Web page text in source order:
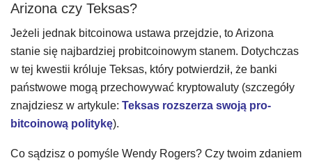
Arizona czy Teksas?
Jeżeli jednak bitcoinowa ustawa przejdzie, to Arizona
stanie się najbardziej probitcoinowym stanem. Dotychczas
w tej kwestii króluje Teksas, który potwierdził, że banki
państwowe mogą przechowywać kryptowaluty (szczegóły
znajdziesz w artykule: Teksas rozszerza swoją pro-
bitcoinową politykę).
Co sądzisz o pomyśle Wendy Rogers? Czy twoim zdaniem